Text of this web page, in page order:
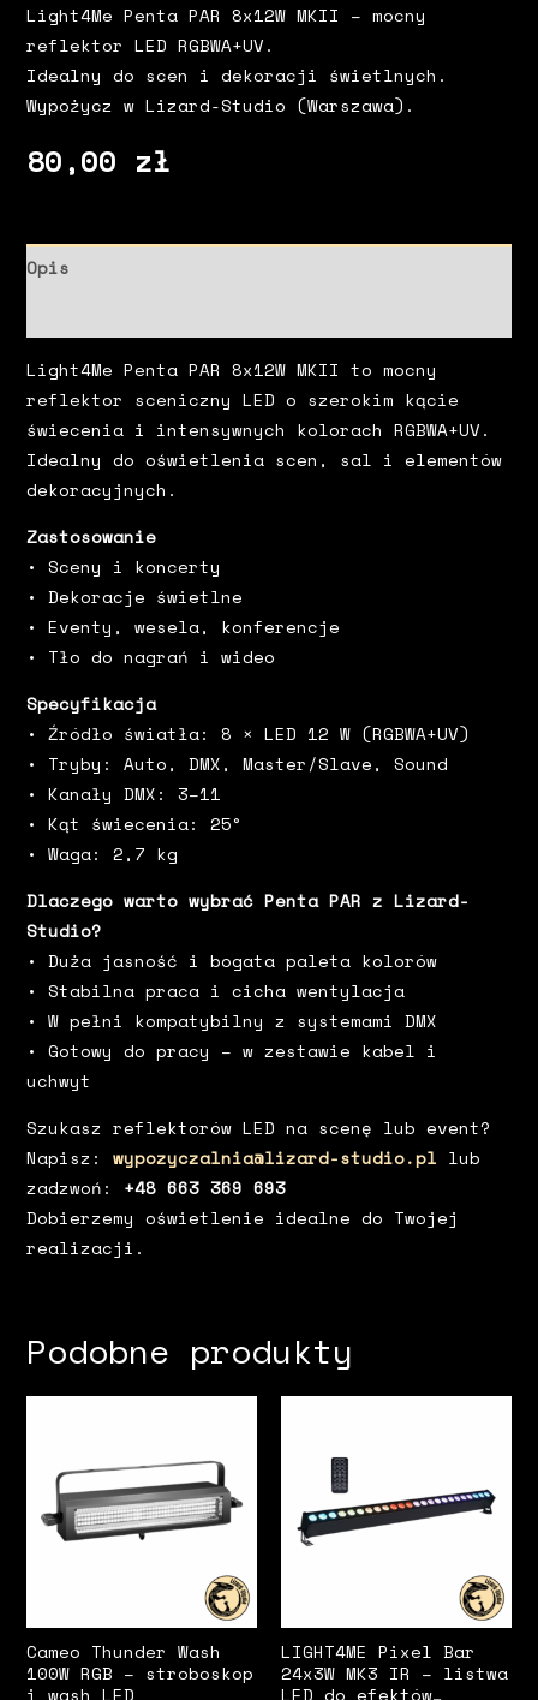
Light4Me Penta PAR 8x12W MKII – mocny
reflektor LED RGBWA+UV.
Idealny do scen i dekoracji świetlnych.
Wypożycz w Lizard-Studio (Warszawa).
80,00 zł
Opis
Light4Me Penta PAR 8x12W MKII to mocny
reflektor sceniczny LED o szerokim kącie
świecenia i intensywnych kolorach RGBWA+UV.
Idealny do oświetlenia scen, sal i elementów
dekoracyjnych.
Zastosowanie
• Sceny i koncerty
• Dekoracje świetlne
• Eventy, wesela, konferencje
• Tło do nagrań i wideo
Specyfikacja
• Źródło światła: 8 × LED 12 W (RGBWA+UV)
• Tryby: Auto, DMX, Master/Slave, Sound
• Kanały DMX: 3–11
• Kąt świecenia: 25°
• Waga: 2,7 kg
Dlaczego warto wybrać Penta PAR z Lizard-
Studio?
• Duża jasność i bogata paleta kolorów
• Stabilna praca i cicha wentylacja
• W pełni kompatybilny z systemami DMX
• Gotowy do pracy – w zestawie kabel i
uchwyt
Szukasz reflektorów LED na scenę lub event?
Napisz: wypozyczalnia@lizard-studio.pl lub
zadzwoń: +48 663 369 693
Dobierzemy oświetlenie idealne do Twojej
realizacji.
Podobne produkty
Cameo Thunder Wash
100W RGB – stroboskop
i wash LED
LIGHT4ME Pixel Bar
24x3W MK3 IR – listwa
LED do efektów